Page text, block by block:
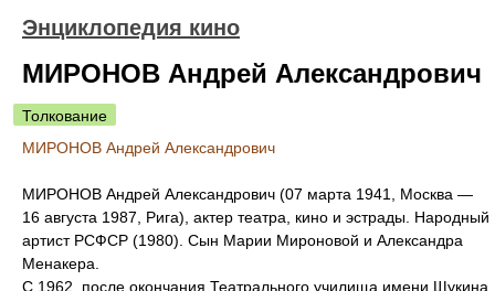
Энциклопедия кино
МИРОНОВ Андрей Александрович
Толкование
МИРОНОВ Андрей Александрович
МИРОНОВ Андрей Александрович (07 марта 1941, Москва —
16 августа 1987, Рига), актер театра, кино и эстрады. Народный
артист РСФСР (1980). Сын Марии Мироновой и Александра
Менакера.
С 1962, после окончания Театрального училища имени Щукина